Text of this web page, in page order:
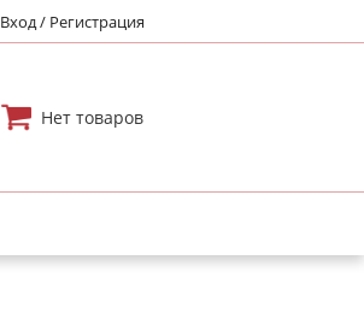
Вход / Регистрация
Нет товаров